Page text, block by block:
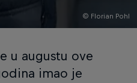
© Florian Pohl
u augustu ove
imao je